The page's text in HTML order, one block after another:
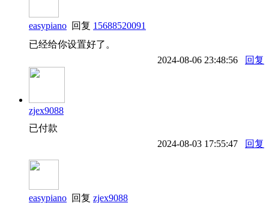
easypiano 回复 15688520091
已经给你设置好了。
2024-08-06 23:48:56
回复
zjex9088
已付款
2024-08-03 17:55:47
回复
easypiano 回复 zjex9088